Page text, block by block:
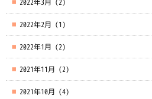
2022年3月 (2)
2022年2月 (1)
2022年1月 (2)
2021年11月 (2)
2021年10月 (4)